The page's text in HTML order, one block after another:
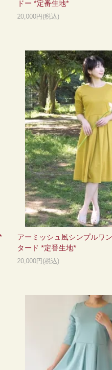
ドー *定番生地*
20,000円(税込)
アーミッシュ風シンプルワ
タード *定番生地*
20,000円(税込)